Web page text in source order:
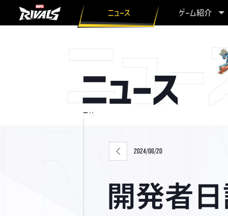
ニュース ゲーム紹介
2024/06/20
開発者